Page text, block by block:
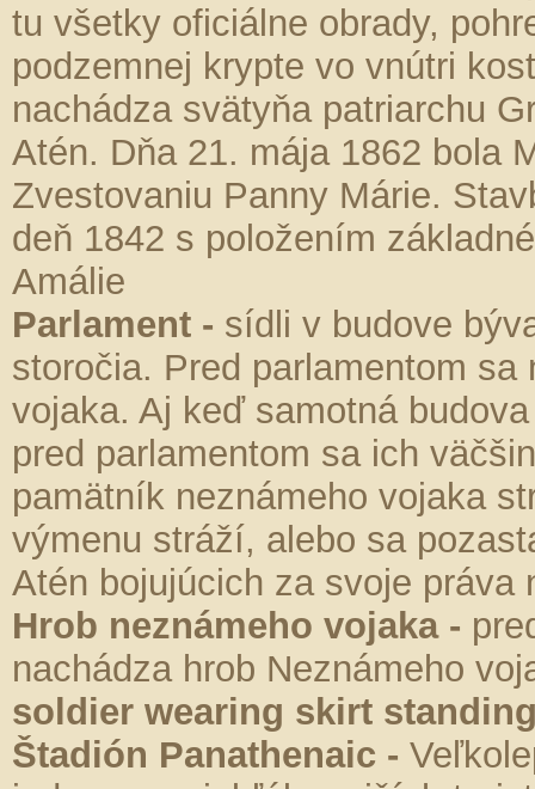
tu všetky oficiálne obrady,
podzemnej krypte vo vnútri
nachádza svätyňa patriarchu
Atén. Dňa 21. mája 1862 bola
Zvestovaniu Panny Márie.
deň 1842 s položením
Amálie
Parlament - sídli v budove
storočia. Pred parlamentom
vojaka. Aj keď samotná
pred parlamentom sa ich
pamätník neznámeho vojaka
výmenu stráží, alebo sa
Atén bojujúcich za svoje práva
Hrob neznámeho vojaka -
nachádza hrob Neznámeho
soldier wearing skirt
Štadión Panathenaic -